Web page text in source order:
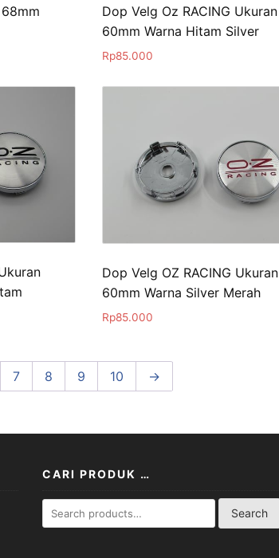
Dop Velg Oz RACING Ukuran
60mm Warna Hitam Silver
Rp85.000
Dop Velg OZ RACING Ukuran
60mm Warna Silver Merah
Rp85.000
7 8 9 10 →
CARI PRODUK …
for:
Search